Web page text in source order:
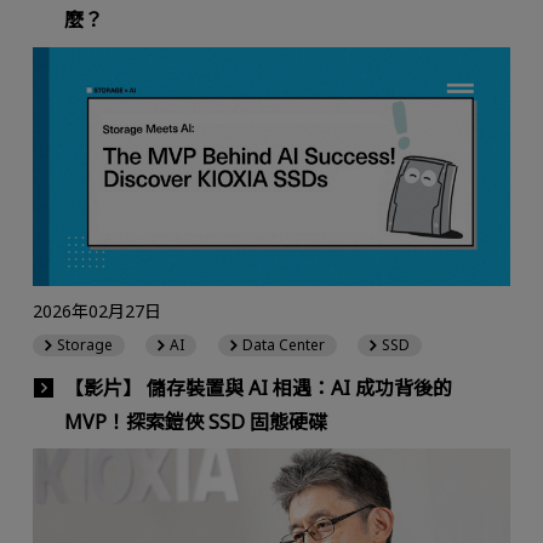
麼？
【影片】 儲存裝置與 AI 相遇：AI 成功背後的
MVP！探索鎧俠 SSD 固態硬碟
2026年02月27日
Storage AI Data Center SSD